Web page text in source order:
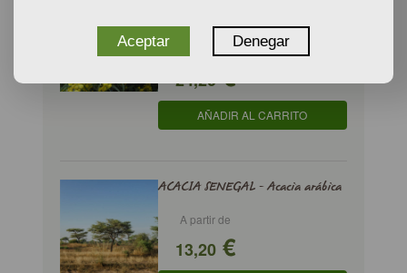
24,20€
AÑADIR AL CARRITO
ACACIA SENEGAL - Acacia arábica
A partir de
13,20€
Aceptar Denegar